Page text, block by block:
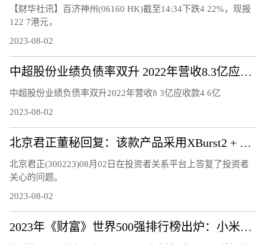
【财华社讯】百济神州(06160 HK)截至14:34下跌4 22%，现报
122 7港元，
2023-08-02
中超股份业绩负债率双升 2022年营收8.3亿应收款4.6亿
中超股份业绩负债率双升2022年营收8 3亿应收款4 6亿
2023-08-02
北京君正董秘回复：该款产品采用XBurst2 + NPU，已量产销售
北京君正(300223)08月02日在投资者关系平台上答复了投资者
关心的问题。
2023-08-02
2023年《财富》世界500强排行榜出炉：小米连续5年上榜 雷军感谢